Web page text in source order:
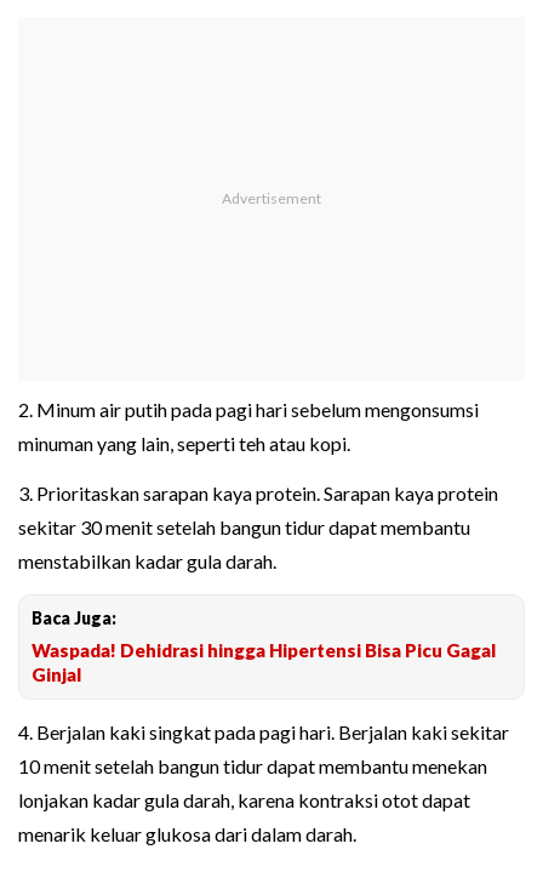
2. Minum air putih pada pagi hari sebelum mengonsumsi
minuman yang lain, seperti teh atau kopi.
3. Prioritaskan sarapan kaya protein. Sarapan kaya protein
sekitar 30 menit setelah bangun tidur dapat membantu
menstabilkan kadar gula darah.
Baca Juga:
Waspada! Dehidrasi hingga Hipertensi Bisa Picu Gagal
Ginjal
4. Berjalan kaki singkat pada pagi hari. Berjalan kaki sekitar
10 menit setelah bangun tidur dapat membantu menekan
lonjakan kadar gula darah, karena kontraksi otot dapat
menarik keluar glukosa dari dalam darah.